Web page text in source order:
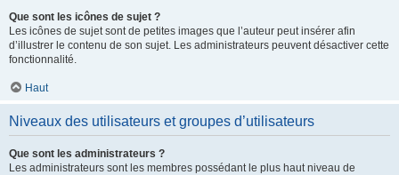
Que sont les icônes de sujet ?
Les icônes de sujet sont de petites images que l’auteur peut insérer afin
d’illustrer le contenu de son sujet. Les administrateurs peuvent désactiver cette
fonctionnalité.
Haut
Niveaux des utilisateurs et groupes d’utilisateurs
Que sont les administrateurs ?
Les administrateurs sont les membres possédant le plus haut niveau de